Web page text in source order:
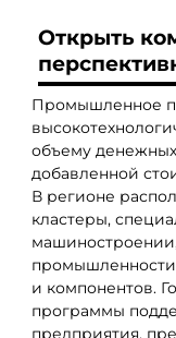
Открыть
Промышленное
объему
добавленной
В регионе
кластеры,
и компонентов.
программы
предприятия,